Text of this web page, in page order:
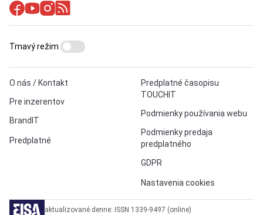
O nás / Kontakt
Pre inzerentov
BrandIT
Predplatné
Predplatné časopisu
TOUCHIT
Podmienky používania webu
Podmienky predaja
predplatného
GDPR
Nastavenia cookies
Tmavý režim
aktualizované denne: ISSN 1339-9497 (online)